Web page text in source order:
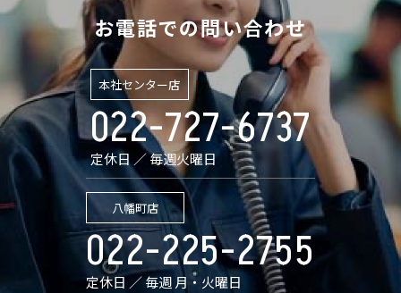
お電話での問い合わせ
本社センター店
022-727-6737
定休日 ／ 毎週火曜日
八幡町店
022-225-2755
定休日 ／ 毎週 月・火曜日